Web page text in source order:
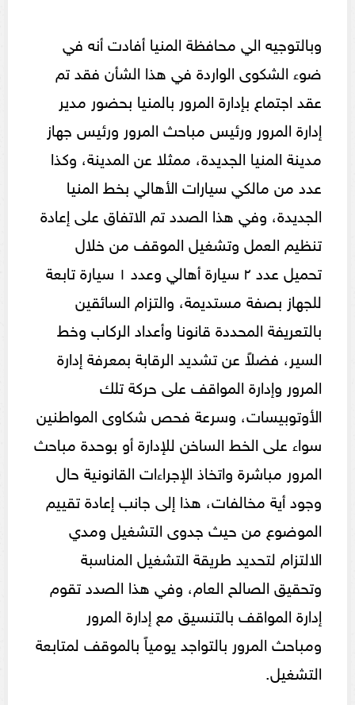
وبالتوجيه الي محافظة المنيا أفادت أنه في
ضوء الشكوى الواردة في هذا الشأن فقد تم
عقد اجتماع بإدارة المرور بالمنيا بحضور مدير
إدارة المرور ورئيس مباحث المرور ورئيس جهاز
مدينة المنيا الجديدة، ممثلا عن المدينة، وكذا
عدد من مالكي سيارات الأهالي بخط المنيا
الجديدة، وفي هذا الصدد تم الاتفاق على إعادة
تنظيم العمل وتشغيل الموقف من خلال
تحميل عدد ٢ سيارة أهالي وعدد ١ سيارة تابعة
للجهاز بصفة مستديمة، والتزام السائقين
بالتعريفة المحددة قانونا وأعداد الركاب وخط
السير، فضلاً عن تشديد الرقابة بمعرفة إدارة
المرور وإدارة المواقف على حركة تلك
الأوتوبيسات، وسرعة فحص شكاوى المواطنين
سواء على الخط الساخن للإدارة أو بوحدة مباحث
المرور مباشرة واتخاذ الإجراءات القانونية حال
وجود أية مخالفات، هذا إلى جانب إعادة تقييم
الموضوع من حيث جدوى التشغيل ومدي
الالتزام لتحديد طريقة التشغيل المناسبة
وتحقيق الصالح العام، وفي هذا الصدد تقوم
إدارة المواقف بالتنسيق مع إدارة المرور
ومباحث المرور بالتواجد يومياً بالموقف لمتابعة
التشغيل.